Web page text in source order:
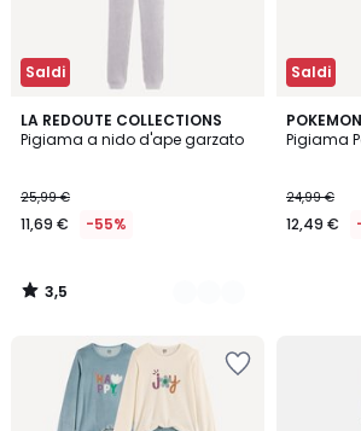
Saldi
LA REDOUTE COLLECTIONS
Pigiama a nido d'ape garzato
25,99 €
11,69 € -55%
3,5
/ 5
2
Colori
3,5
/
Saldi
POKEMON
Pigiama
24,99 €
12,49 €